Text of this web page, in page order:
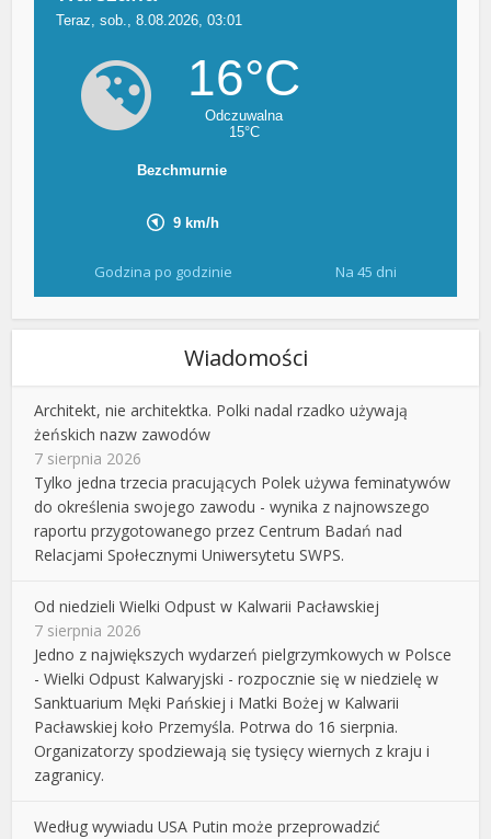
Godzina po godzinie Na 45 dni
Wiadomości
Architekt, nie architektka. Polki nadal rzadko używają
żeńskich nazw zawodów
7 sierpnia 2026
Tylko jedna trzecia pracujących Polek używa feminatywów
do określenia swojego zawodu - wynika z najnowszego
raportu przygotowanego przez Centrum Badań nad
Relacjami Społecznymi Uniwersytetu SWPS.
Od niedzieli Wielki Odpust w Kalwarii Pacławskiej
7 sierpnia 2026
Jedno z największych wydarzeń pielgrzymkowych w Polsce
- Wielki Odpust Kalwaryjski - rozpocznie się w niedzielę w
Sanktuarium Męki Pańskiej i Matki Bożej w Kalwarii
Pacławskiej koło Przemyśla. Potrwa do 16 sierpnia.
Organizatorzy spodziewają się tysięcy wiernych z kraju i
zagranicy.
Według wywiadu USA Putin może przeprowadzić